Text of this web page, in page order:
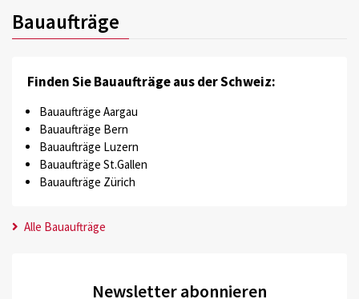
Bauaufträge
Finden Sie Bauaufträge aus der Schweiz:
Bauaufträge Aargau
Bauaufträge Bern
Bauaufträge Luzern
Bauaufträge St.Gallen
Bauaufträge Zürich
Alle Bauaufträge
Newsletter abonnieren